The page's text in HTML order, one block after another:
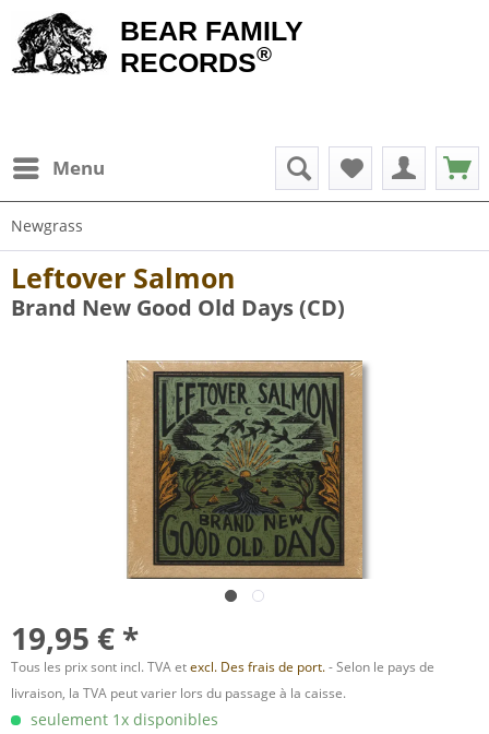
BEAR FAMILY
RECORDS®
Menu
Newgrass
Leftover Salmon
Brand New Good Old Days (CD)
19,95 € *
Tous les prix sont incl. TVA etexcl. Des frais de port.- Selon le pays de
livraison, la TVA peut varier lors du passage à la caisse.
seulement 1x disponibles